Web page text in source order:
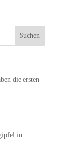
die ersten
in